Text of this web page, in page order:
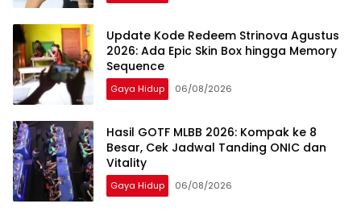
Update Kode Redeem Strinova Agustus
2026: Ada Epic Skin Box hingga Memory
Sequence
Gaya Hidup 06/08/2026
Hasil GOTF MLBB 2026: Kompak ke 8
Besar, Cek Jadwal Tanding ONIC dan
Vitality
Gaya Hidup 06/08/2026